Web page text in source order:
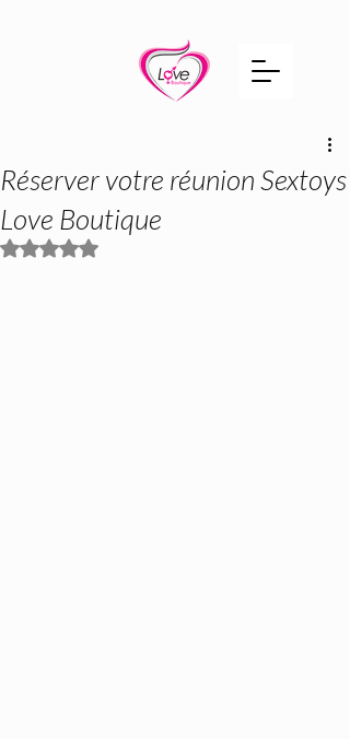
Réserver votre réunion Sextoys
Love Boutique
Noté NaN étoiles sur 5.